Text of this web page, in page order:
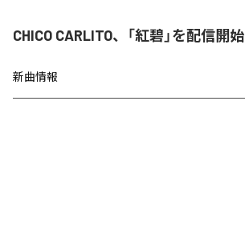
CHICO CARLITO、「紅碧」を配信開始
新曲情報